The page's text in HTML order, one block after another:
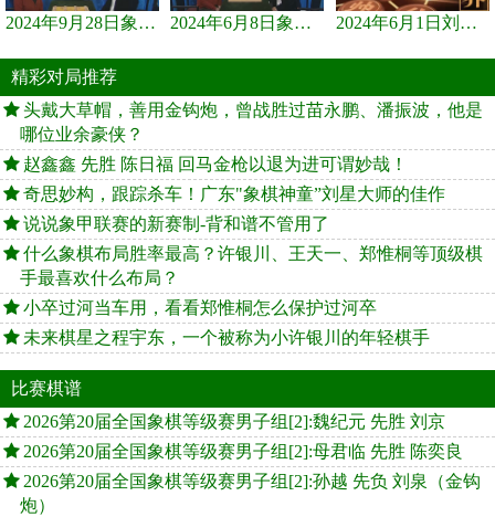
2024年9月28日象棋世界栏目，刘君、蒋川讲解了第九届杨官璘杯象棋... 2024年6月8日象棋世界，刘君、蒋川讲解了第九届杨官璘杯全国象棋... 2024年6月1日刘君、蒋川讲解第三届上海杯象棋大师赛谢靖与李少庚...
精彩对局推荐
头戴大草帽，善用金钩炮，曾战胜过苗永鹏、潘振波，他是
哪位业余豪侠？
赵鑫鑫 先胜 陈日福 回马金枪以退为进可谓妙哉！
奇思妙构，跟踪杀车！广东"象棋神童”刘星大师的佳作
说说象甲联赛的新赛制-背和谱不管用了
什么象棋布局胜率最高？许银川、王天一、郑惟桐等顶级棋
手最喜欢什么布局？
小卒过河当车用，看看郑惟桐怎么保护过河卒
未来棋星之程宇东，一个被称为小许银川的年轻棋手
比赛棋谱
2026第20届全国象棋等级赛男子组[2]:魏纪元 先胜 刘京
2026第20届全国象棋等级赛男子组[2]:母君临 先胜 陈奕良
2026第20届全国象棋等级赛男子组[2]:孙越 先负 刘泉（金钩
炮）